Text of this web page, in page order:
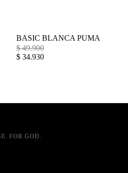
BASIC BLANCA PUMA
$49.900
$ 34.930
FOR GOD.